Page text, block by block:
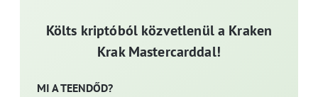
Költs kriptóból közvetlenül a Kraken
Krak Mastercarddal!
MI A TEENDŐD?